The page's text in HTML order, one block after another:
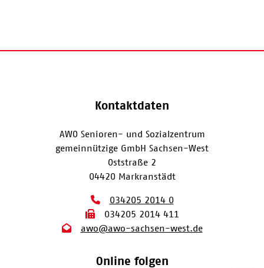
Kontaktdaten
AWO Senioren- und Sozialzentrum
gemeinnützige GmbH Sachsen-West
Oststraße 2
04420 Markranstädt
034205 2014 0
034205 2014 411
awo@awo-sachsen-west.de
Online folgen